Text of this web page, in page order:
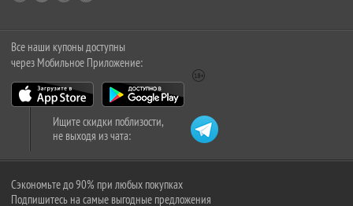
Все наши купоны доступны
через Мобильное Приложение:
Ищите скидки поблизости,
не выходя из чата:
Сэкономьте до 90% при любых покупках
Подпишитесь на самые выгодные предложения